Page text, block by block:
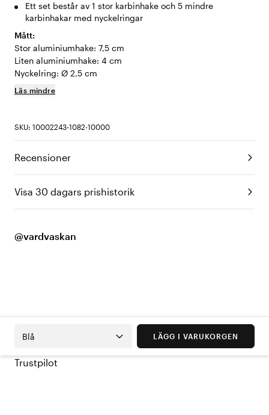
Ett set består av 1 stor karbinhake och 5 mindre
karbinhakar med nyckelringar
Mått:
Stor aluminiumhake: 7,5 cm
Liten aluminiumhake: 4 cm
Nyckelring: Ø 2,5 cm
Läs mindre
SKU: 10002243-1082-10000
Recensioner
Visa 30 dagars prishistorik
@vardvaskan
Blå LÄGG I VARUKORGEN
Trustpilot